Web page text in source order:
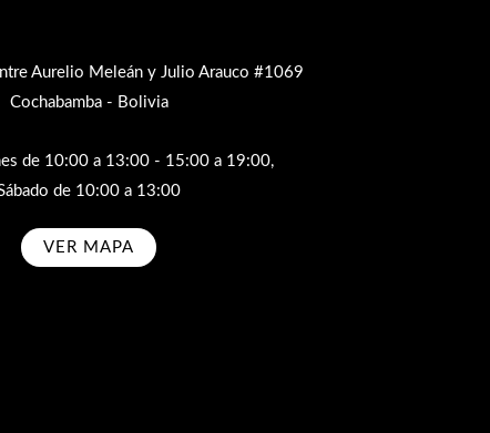
Aurelio Meleán y Julio Arauco #1069
Cochabamba - Bolivia
de 10:00 a 13:00 - 15:00 a 19:00,
de 10:00 a 13:00
VER MAPA